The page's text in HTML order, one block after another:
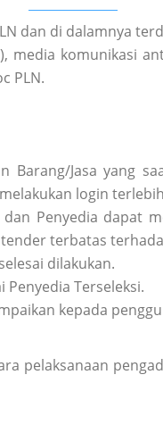
dan di dalamnya
media komunikasi
PLN.
Jasa yang
login
Penyedia dapat
terbatas
dilakukan.
Terseleksi.
kepada
pelaksanaan